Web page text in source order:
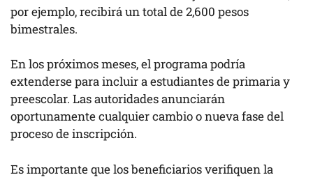
por ejemplo, recibirá un total de 2,600 pesos
bimestrales.
En los próximos meses, el programa podría
extenderse para incluir a estudiantes de primaria y
preescolar. Las autoridades anunciarán
oportunamente cualquier cambio o nueva fase del
proceso de inscripción.
Es importante que los beneficiarios verifiquen la